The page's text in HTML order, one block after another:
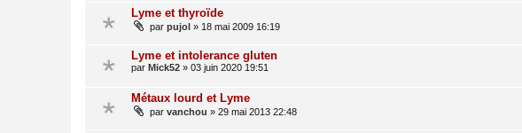
Lyme et thyroïde
par pujol » 18 mai 2009 16:19
Lyme et intolerance gluten
par Mick52 » 03 juin 2020 19:51
Métaux lourd et Lyme
par vanchou » 29 mai 2013 22:48